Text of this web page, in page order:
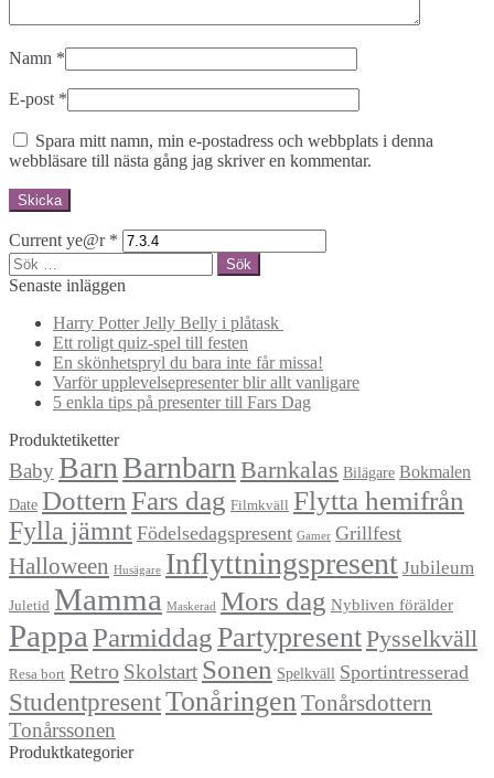
Namn *
E-post *
Spara mitt namn, min e-postadress och webbplats i denna
webbläsare till nästa gång jag skriver en kommentar.
Current ye@r *
Sök
efter:
Senaste inläggen
Harry Potter Jelly Belly i plåtask
Ett roligt quiz-spel till festen
En skönhetspryl du bara inte får missa!
Varför upplevelsepresenter blir allt vanligare
5 enkla tips på presenter till Fars Dag
Produktetiketter
Baby Barn Barnbarn Barnkalas Bilägare Bokmalen
Date Dottern Fars dag Filmkväll Flytta hemifrån
Fylla jämnt Födelsedagspresent Gamer Grillfest
Halloween Husägare Inflyttningspresent Jubileum
Juletid Mamma Maskerad Mors dag Nybliven förälder
Pappa ParmiddagPartypresentPysselkväll
Resa bort Retro Skolstart Sonen Spelkväll Sportintresserad
StudentpresentTonåringen Tonårsdottern
Tonårssonen
Produktkategorier